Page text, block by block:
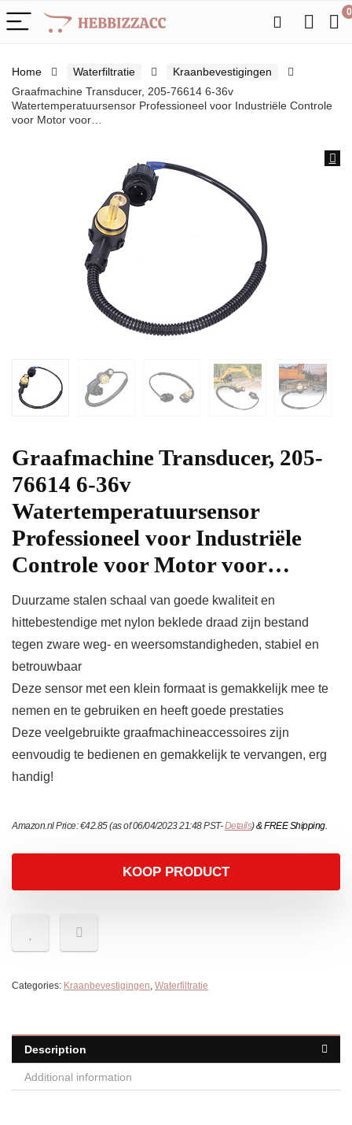
0
Home Waterfiltratie
Kraanbevestigingen
Graafmachine Transducer, 205-76614 6-36v
Watertemperatuursensor Professioneel voor Industriële Controle
voor Motor voor…
Graafmachine Transducer, 205-
76614 6-36v
Watertemperatuursensor
Professioneel voor Industriële
Controle voor Motor voor…
Duurzame stalen schaal van goede kwaliteit en
hittebestendige met nylon beklede draad zijn bestand
tegen zware weg- en weersomstandigheden, stabiel en
betrouwbaar
Deze sensor met een klein formaat is gemakkelijk mee te
nemen en te gebruiken en heeft goede prestaties
Deze veelgebruikte graafmachineaccessoires zijn
eenvoudig te bedienen en gemakkelijk te vervangen, erg
handig!
Amazon.nl Price:€42.85(as of 06/04/2023 21:48 PST-Details)&FREE Shipping.
KOOP PRODUCT
Categories: Kraanbevestigingen, Waterfiltratie
Description
Additional information